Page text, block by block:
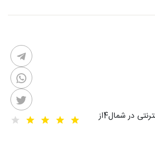
در شمال4از